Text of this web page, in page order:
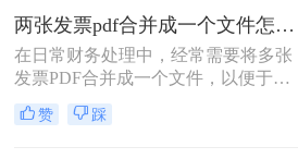
握pdf怎么合并在一起是一项非常实用
的技能。本文将介绍三种不同的PDF
合并方法。
两张发票pdf合并成一个文件怎么弄？掌握这3种方法轻松合并！
在日常财务处理中，经常需要将多张
发票PDF合并成一个文件，以便于归
档、分享或打印。那么两张发票pdf合
并成一个文件怎么弄呢？本文将介绍
赞 踩